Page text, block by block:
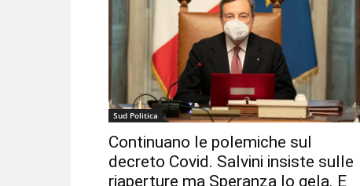
Sud Politica
Continuano le polemiche sul
decreto Covid. Salvini insiste sulle
riaperture ma Speranza lo gela. E